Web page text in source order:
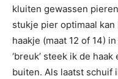
kluiten gewassen
stukje pier optimaal
haakje (maat 12 of 14)
‘breuk’ steek ik de
buiten. Als laatst schuif